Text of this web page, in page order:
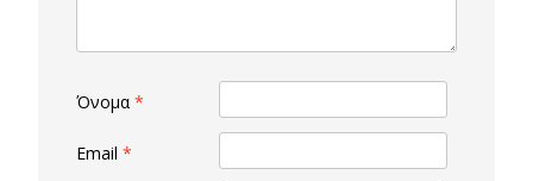
Όνομα *
Email *